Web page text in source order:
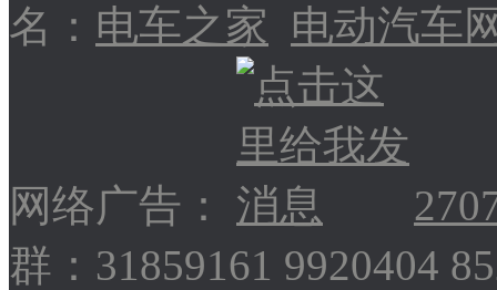
名： 电车之家 电动汽车
网络广告：
群：31859161 9920404